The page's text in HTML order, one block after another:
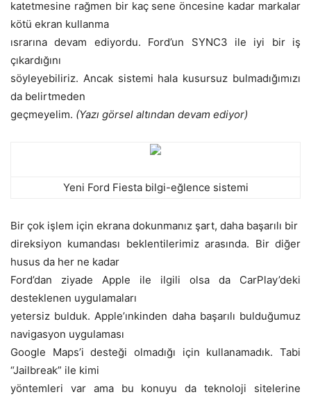
katetmesine rağmen bir kaç sene öncesine kadar markalar
kötü ekran kullanma
ısrarına devam ediyordu. Ford’un SYNC3 ile iyi bir iş
çıkardığını
söyleyebiliriz. Ancak sistemi hala kusursuz bulmadığımızı
da belirtmeden
geçmeyelim. (Yazı görsel altından devam ediyor)
Yeni Ford Fiesta bilgi-eğlence sistemi
Bir çok işlem için ekrana dokunmanız şart, daha başarılı bir
direksiyon kumandası beklentilerimiz arasında. Bir diğer
husus da her ne kadar
Ford’dan ziyade Apple ile ilgili olsa da CarPlay’deki
desteklenen uygulamaları
yetersiz bulduk. Apple’ınkinden daha başarılı bulduğumuz
navigasyon uygulaması
Google Maps’i desteği olmadığı için kullanamadık. Tabi
“Jailbreak” ile kimi
yöntemleri var ama bu konuyu da teknoloji sitelerine